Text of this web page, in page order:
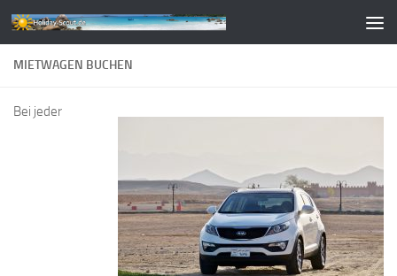
Zum Inhalt springen
MIETWAGEN BUCHEN
Bei jeder